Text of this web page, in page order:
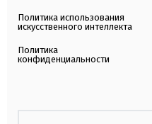
Политика использования
искусственного интеллекта
Политика
конфиденциальности